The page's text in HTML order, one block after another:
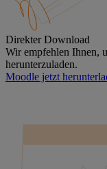
Direkter Download
Wir empfehlen Ihnen,
herunterzuladen.
Moodle jetzt